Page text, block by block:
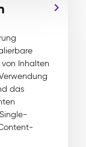
Inhalten
das